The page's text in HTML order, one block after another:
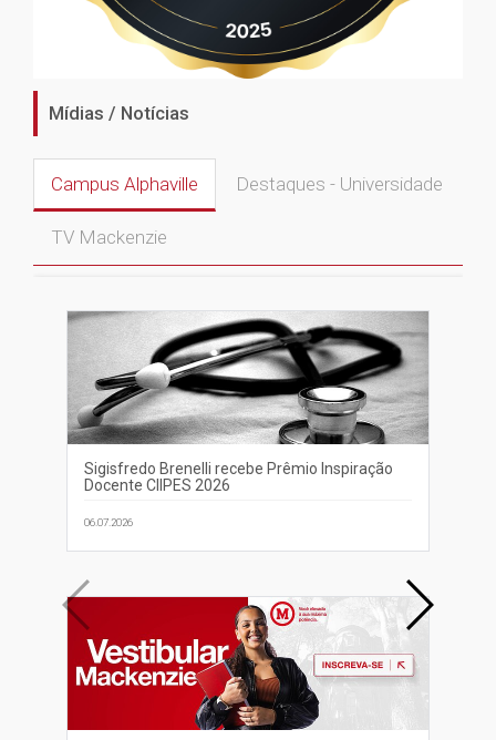
Mídias / Notícias
Campus Alphaville Destaques - Universidade
TV Mackenzie
Sigisfredo Brenelli recebe Prêmio Inspiração
Docente CIIPES 2026
06.07.2026